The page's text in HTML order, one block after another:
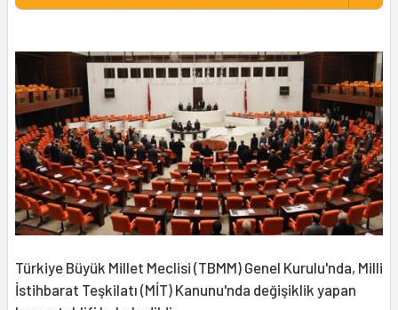
Türkiye Büyük Millet Meclisi (TBMM) Genel Kurulu'nda, Milli
İstihbarat Teşkilatı (MİT) Kanunu'nda değişiklik yapan